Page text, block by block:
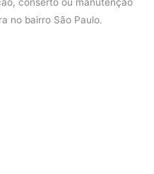
no bairro São Paulo.